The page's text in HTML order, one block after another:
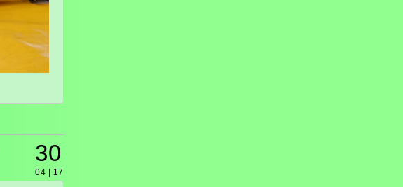
30
04 | 17